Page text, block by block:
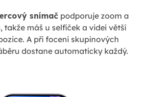
snímač podporuje zoom a
takže máš u selfíček a videí větší
A při focení skupinových
dostane automaticky každý.